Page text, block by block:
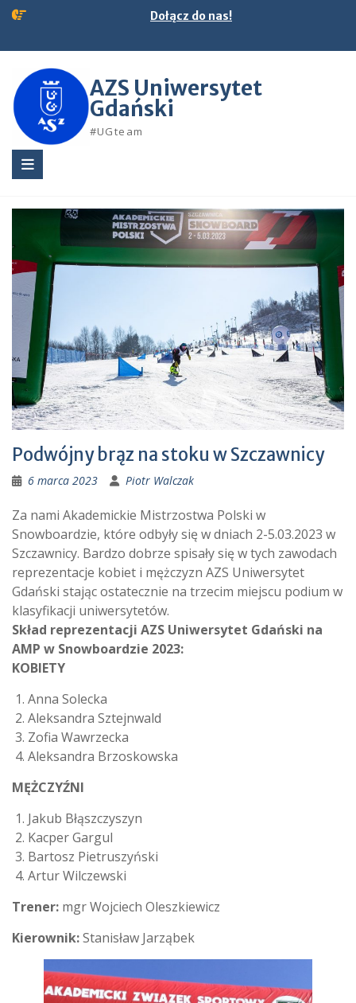
Skip
Dołącz do nas!
AZS Uniwersytet
Gdański
#UGteam
Podwójny brąz na stoku w Szczawnicy
6 marca 2023 Piotr Walczak
Za nami Akademickie Mistrzostwa Polski w
Snowboardzie, które odbyły się w dniach 2-5.03.2023 w
Szczawnicy. Bardzo dobrze spisały się w tych zawodach
reprezentacje kobiet i mężczyzn AZS Uniwersytet
Gdański stając ostatecznie na trzecim miejscu podium w
klasyfikacji uniwersytetów.
Skład reprezentacji AZS Uniwersytet Gdański na
AMP w Snowboardzie 2023:
KOBIETY
Anna Solecka
Aleksandra Sztejnwald
Zofia Wawrzecka
Aleksandra Brzoskowska
MĘŻCZYŹNI
Jakub Błąszczyszyn
Kacper Gargul
Bartosz Pietruszyński
Artur Wilczewski
Trener: mgr Wojciech Oleszkiewicz
Kierownik:Stanisław Jarząbek